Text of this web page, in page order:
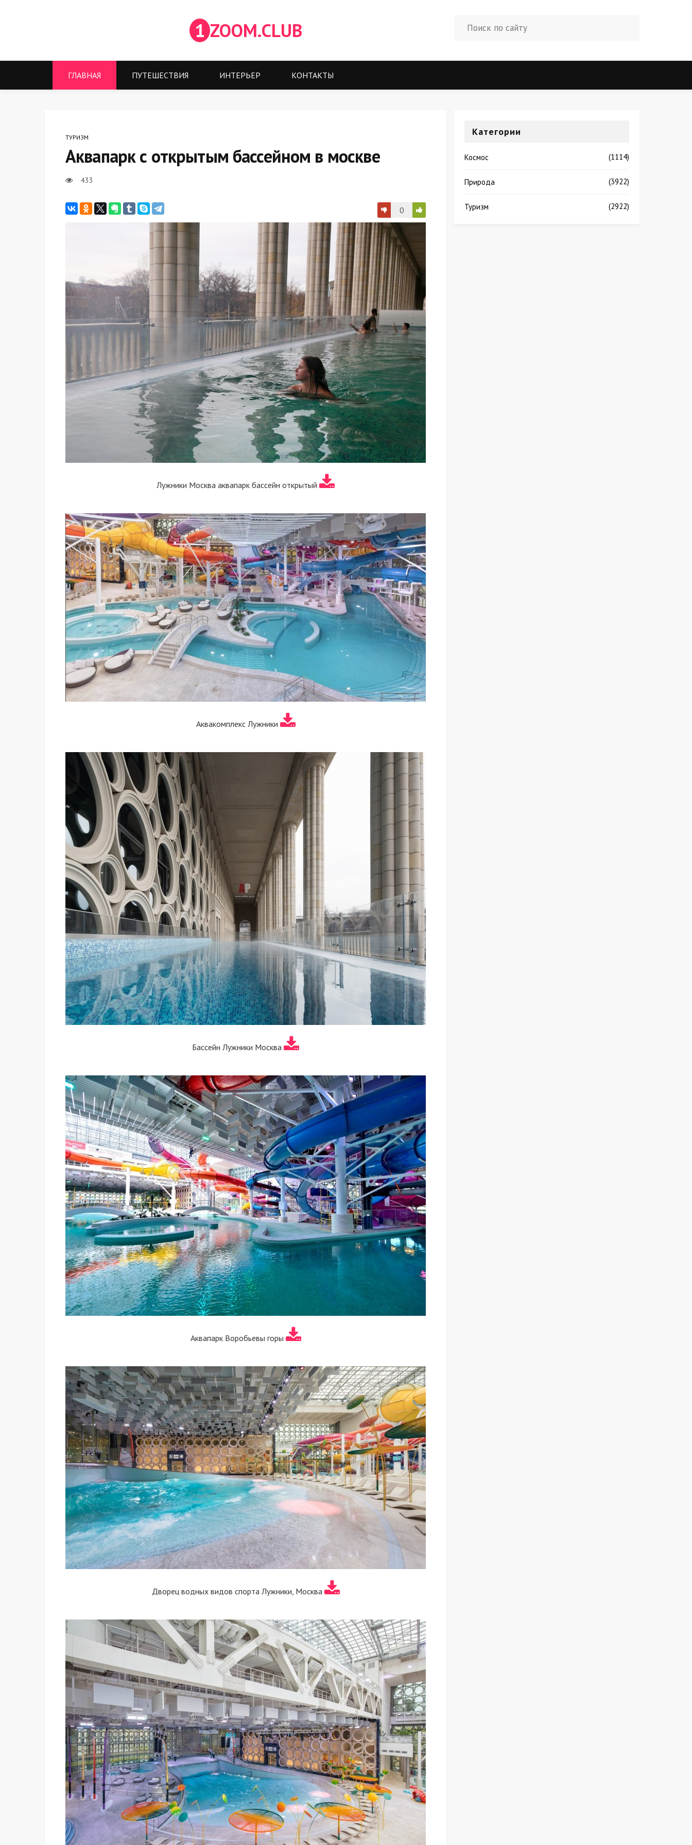
1 ZOOM.CLUB
ГЛАВНАЯ ПУТЕШЕСТВИЯ ИНТЕРЬЕР КОНТАКТЫ
ТУРИЗМ
Аквапарк с открытым бассейном в москве
433
0
Лужники Москва аквапарк бассейн открытый
Аквакомплекс Лужники
Бассейн Лужники Москва
Аквапарк Воробьевы горы
Дворец водных видов спорта Лужники, Москва
Категории
Космос (1114)
Природа (3922)
Туризм (2922)